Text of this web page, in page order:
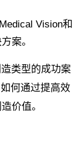
Vision和
案。
类型的成功案
何通过提高效
价值。